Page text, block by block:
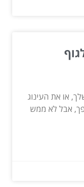
או את העינוג
אבל לא ממש